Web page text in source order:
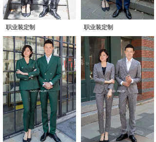
职业装定制 职业装定制